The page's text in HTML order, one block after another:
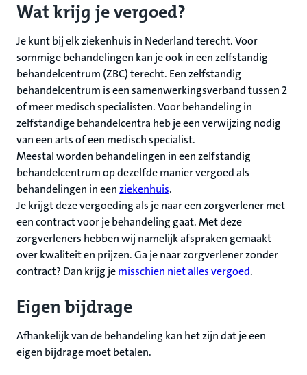
Wat krijg je vergoed?
Je kunt bij elk ziekenhuis in Nederland terecht. Voor
sommige behandelingen kan je ook in een zelfstandig
behandelcentrum (ZBC) terecht. Een zelfstandig
behandelcentrum is een samenwerkingsverband tussen 2
of meer medisch specialisten. Voor behandeling in
zelfstandige behandelcentra heb je een verwijzing nodig
van een arts of een medisch specialist.
Meestal worden behandelingen in een zelfstandig
behandelcentrum op dezelfde manier vergoed als
behandelingen in eenziekenhuis.
Je krijgt deze vergoeding als je naar een zorgverlener met
een contract voor je behandeling gaat. Met deze
zorgverleners hebben wij namelijk afspraken gemaakt
over kwaliteit en prijzen. Ga je naar zorgverlener zonder
contract? Dan krijg jemisschien niet alles vergoed.
Eigen bijdrage
Afhankelijk van de behandeling kan het zijn dat je een
eigen bijdrage moet betalen.